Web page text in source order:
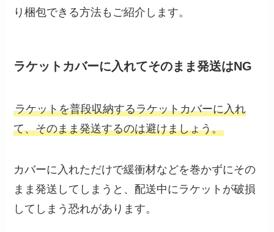
り梱包できる方法もご紹介します。
ラケットカバーに入れてそのまま発送はNG
ラケットを普段収納するラケットカバーに入れ
て、そのまま発送するのは避けましょう。
カバーに入れただけで緩衝材などを巻かずにその
まま発送してしまうと、配送中にラケットが破損
してしまう恐れがあります。